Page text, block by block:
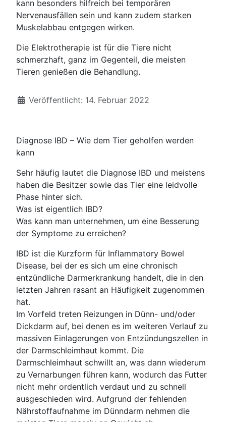
kann besonders hilfreich bei temporären
Nervenausfällen sein und kann zudem starken
Muskelabbau entgegen wirken.
Die Elektrotherapie ist für die Tiere nicht
schmerzhaft, ganz im Gegenteil, die meisten
Tieren genießen die Behandlung.
Details
Veröffentlicht: 14. Februar 2022
Diagnose IBD – Wie dem Tier geholfen werden
kann
Sehr häufig lautet die Diagnose IBD und meistens
haben die Besitzer sowie das Tier eine leidvolle
Phase hinter sich.
Was ist eigentlich IBD?
Was kann man unternehmen, um eine Besserung
der Symptome zu erreichen?
IBD ist die Kurzform für Inflammatory Bowel
Disease, bei der es sich um eine chronisch
entzündliche Darmerkrankung handelt, die in den
letzten Jahren rasant an Häufigkeit zugenommen
hat.
Im Vorfeld treten Reizungen in Dünn- und/oder
Dickdarm auf, bei denen es im weiteren Verlauf zu
massiven Einlagerungen von Entzündungszellen in
der Darmschleimhaut kommt. Die
Darmschleimhaut schwillt an, was dann wiederum
zu Vernarbungen führen kann, wodurch das Futter
nicht mehr ordentlich verdaut und zu schnell
ausgeschieden wird. Aufgrund der fehlenden
Nährstoffaufnahme im Dünndarm nehmen die